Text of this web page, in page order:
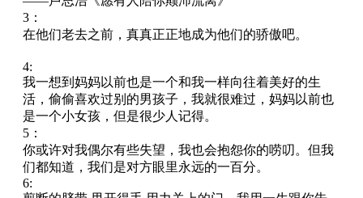
3：
在他们老去之前，真真正正地成为他们的骄傲吧。
4:
我一想到妈妈以前也是一个和我一样向往着美好的生
活，偷偷喜欢过别的男孩子，我就很难过，妈妈以前也
是一个小女孩，但是很少人记得。
5：
你或许对我偶尔有些失望，我也会抱怨你的唠叨。但我
们都知道，我们是对方眼里永远的一百分。
6: